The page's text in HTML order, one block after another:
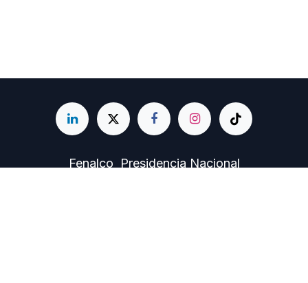
Fenalco Presidencia Nacional